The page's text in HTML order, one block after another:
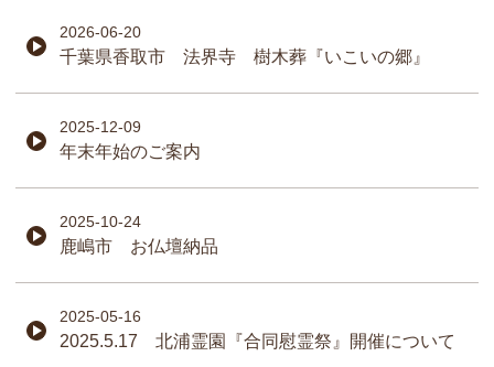
2026-06-20
千葉県香取市 法界寺 樹木葬『いこいの郷』
2025-12-09
年末年始のご案内
2025-10-24
鹿嶋市 お仏壇納品
2025-05-16
2025.5.17 北浦霊園『合同慰霊祭』開催について